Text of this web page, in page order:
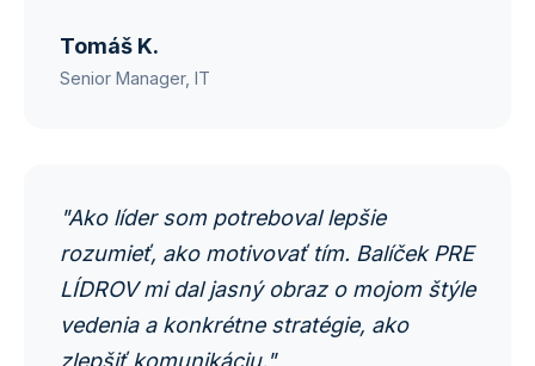
Tomáš K.
Senior Manager, IT
"Ako líder som potreboval lepšie
rozumieť, ako motivovať tím. Balíček PRE
LÍDROV mi dal jasný obraz o mojom štýle
vedenia a konkrétne stratégie, ako
zlepšiť komunikáciu."